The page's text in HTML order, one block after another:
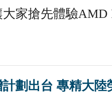
家搶先體驗AMD
劃出台 專精大